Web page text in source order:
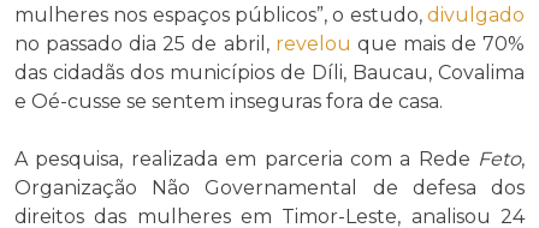
mulheres nos espaços públicos”, o estudo, divulgado
no passado dia 25 de abril, revelou que mais de 70%
das cidadãs dos municípios de Díli, Baucau, Covalima
e Oé-cusse se sentem inseguras fora de casa.
A pesquisa, realizada em parceria com a Rede Feto,
Organização Não Governamental de defesa dos
direitos das mulheres em Timor-Leste, analisou 24